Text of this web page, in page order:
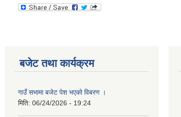
बजेट तथा कार्यक्रम
गाउँ सभामा बजेट पेश भएको विबरण ।
मिति: 06/24/2026 - 19:24